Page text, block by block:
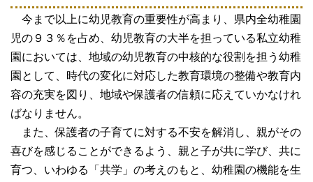
今まで以上に幼児教育の重要性が高まり、県内全幼稚園
児の９３％を占め、幼児教育の大半を担っている私立幼稚
園においては、地域の幼児教育の中核的な役割を担う幼稚
園として、時代の変化に対応した教育環境の整備や教育内
容の充実を図り、地域や保護者の信頼に応えていかなけれ
ばなりません。
また、保護者の子育てに対する不安を解消し、親がその
喜びを感じることができるよう、親と子が共に学び、共に
育つ、いわゆる「共学」の考えのもと、幼稚園の機能を生